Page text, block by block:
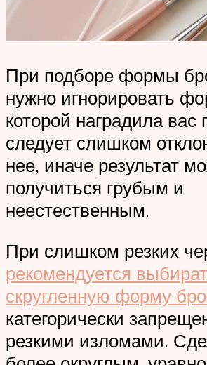
При подборе формы
нужно игнорировать
которой наградила
следует слишком
нее, иначе результат
получиться грубым и
неестественным.
При слишком резких
рекомендуется
скругленную форму
категорически
резкими изломами.